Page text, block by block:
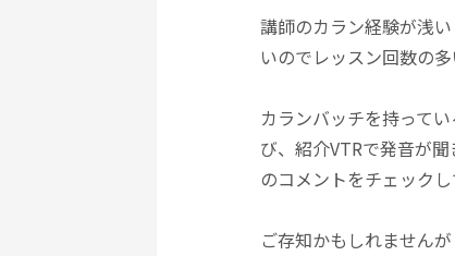
講師のカラン経験が浅
いのでレッスン回数の
カランバッチを持って
び、紹介VTRで発音が
のコメントをチェックし
ご存知かもしれません